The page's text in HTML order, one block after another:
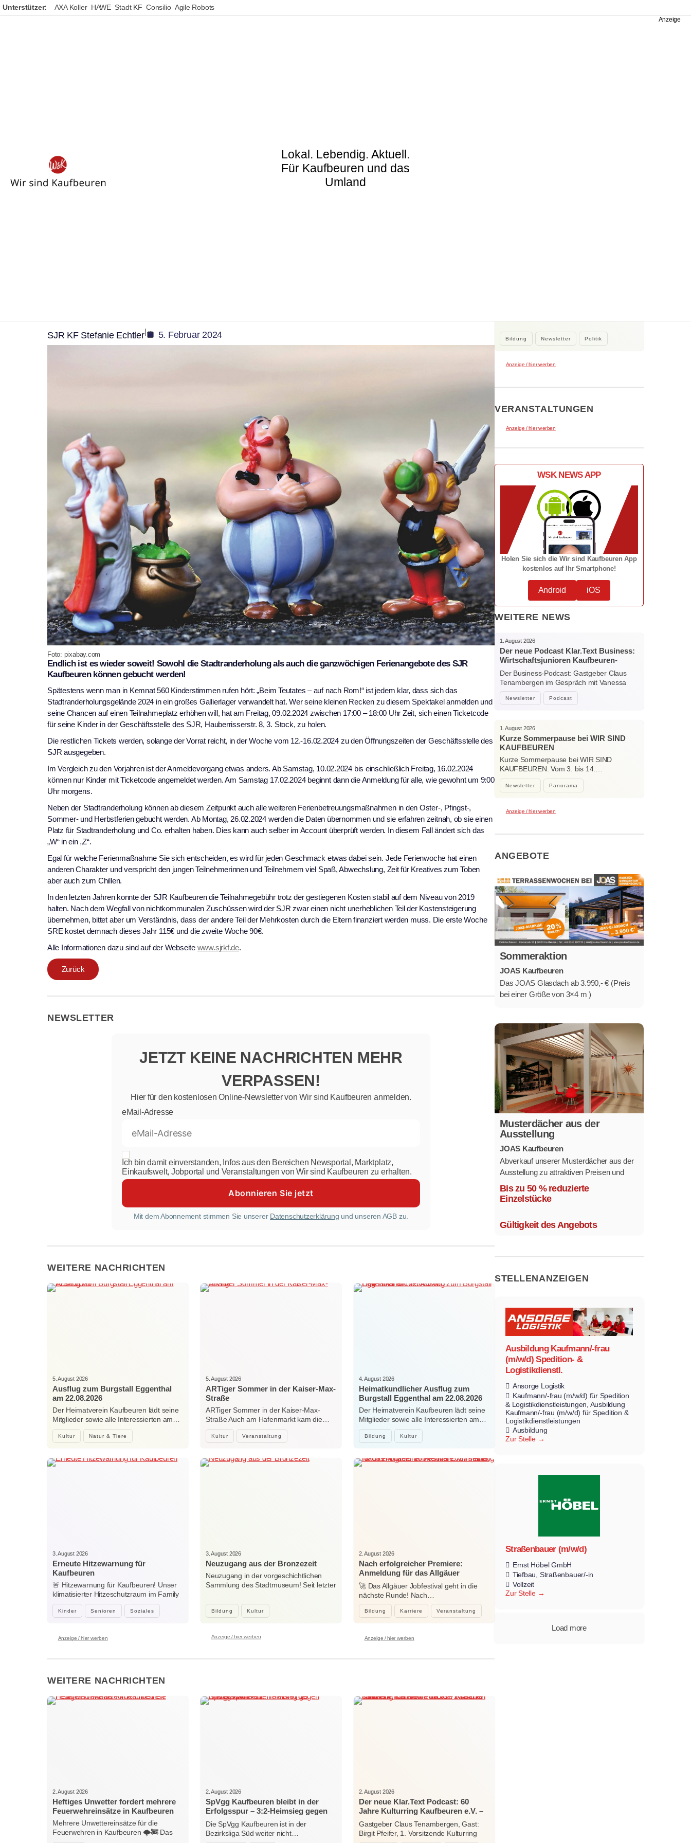
Unterstützer: AXA Koller HAWE Stadt KF Consilio Agile Robots
Lokal. Lebendig. Aktuell.
Für Kaufbeuren und das
Umland
SJR KF Stefanie Echtler| 5. Februar 2024
Foto: pixabay.com
Endlich ist es wieder soweit! Sowohl die Stadtranderholung als auch die ganzwöchigen Ferienangebote des SJR
Kaufbeuren können gebucht werden!
Spätestens wenn man in Kemnat 560 Kinderstimmen rufen hört: „Beim Teutates – auf nach Rom!“ ist jedem klar, dass sich das
Stadtranderholungsgelände 2024 in ein großes Gallierlager verwandelt hat. Wer seine kleinen Recken zu diesem Spektakel anmelden und
seine Chancen auf einen Teilnahmeplatz erhöhen will, hat am Freitag, 09.02.2024 zwischen 17:00 – 18:00 Uhr Zeit, sich einen Ticketcode
für seine Kinder in der Geschäftsstelle des SJR, Hauberrisserstr. 8, 3. Stock, zu holen.
Die restlichen Tickets werden, solange der Vorrat reicht, in der Woche vom 12.-16.02.2024 zu den Öffnungszeiten der Geschäftsstelle des
SJR ausgegeben.
Im Vergleich zu den Vorjahren ist der Anmeldevorgang etwas anders. Ab Samstag, 10.02.2024 bis einschließlich Freitag, 16.02.2024
können nur Kinder mit Ticketcode angemeldet werden. Am Samstag 17.02.2024 beginnt dann die Anmeldung für alle, wie gewohnt um 9:00
Uhr morgens.
Neben der Stadtranderholung können ab diesem Zeitpunkt auch alle weiteren Ferienbetreuungsmaßnahmen in den Oster-, Pfingst-,
Sommer- und Herbstferien gebucht werden. Ab Montag, 26.02.2024 werden die Daten übernommen und sie erfahren zeitnah, ob sie einen
Platz für Stadtranderholung und Co. erhalten haben. Dies kann auch selber im Account überprüft werden. In diesem Fall ändert sich das
„W“ in ein „Z“.
Egal für welche Ferienmaßnahme Sie sich entscheiden, es wird für jeden Geschmack etwas dabei sein. Jede Ferienwoche hat einen
anderen Charakter und verspricht den jungen Teilnehmerinnen und Teilnehmern viel Spaß, Abwechslung, Zeit für Kreatives zum Toben
aber auch zum Chillen.
In den letzten Jahren konnte der SJR Kaufbeuren die Teilnahmegebühr trotz der gestiegenen Kosten stabil auf dem Niveau von 2019
halten. Nach dem Wegfall von nichtkommunalen Zuschüssen wird der SJR zwar einen nicht unerheblichen Teil der Kostensteigerung
übernehmen, bittet aber um Verständnis, dass der andere Teil der Mehrkosten durch die Eltern finanziert werden muss. Die erste Woche
SRE kostet demnach dieses Jahr 115€ und die zweite Woche 90€.
Alle Informationen dazu sind auf der Webseite www.sjrkf.de.
Zurück
NEWSLETTER
JETZT KEINE NACHRICHTEN MEHR
VERPASSEN!
Hier für den kostenlosen Online-Newsletter von Wir sind Kaufbeuren anmelden.
eMail-Adresse
Ich bin damit einverstanden, Infos aus den Bereichen Newsportal, Marktplatz,
Einkaufswelt, Jobportal und Veranstaltungen von Wir sind Kaufbeuren zu erhalten.
Mit dem Abonnement stimmen Sie unserer Datenschutzerklärung und unseren AGB zu.
WEITERE NACHRICHTEN
Kultur Natur & Tiere
5. August 2026
Ausflug zum Burgstall Eggenthal
am 22.08.2026
Der Heimatverein Kaufbeuren lädt seine
Mitglieder sowie alle Interessierten am…
Kultur Veranstaltung
5. August 2026
ARTiger Sommer in der Kaiser-Max-
Straße
ARTiger Sommer in der Kaiser-Max-
Straße Auch am Hafenmarkt kam die…
Bildung Kultur
4. August 2026
Heimatkundlicher Ausflug zum
Burgstall Eggenthal am 22.08.2026
Der Heimatverein Kaufbeuren lädt seine
Mitglieder sowie alle Interessierten am…
Kinder Senioren Soziales
3. August 2026
Erneute Hitzewarnung für
Kaufbeuren
🚨 Hitzewarnung für Kaufbeuren! Unser
klimatisierter Hitzeschutzraum im Family
Center…
Bildung Kultur
3. August 2026
Neuzugang aus der Bronzezeit
Neuzugang in der vorgeschichtlichen
Sammlung des Stadtmuseum! Seit letzter
Bildung Karriere Veranstaltung
2. August 2026
Nach erfolgreicher Premiere:
Anmeldung für das Allgäuer
Jobfestival 2027 startet
🚀 Das Allgäuer Jobfestival geht in die
nächste Runde! Nach…
Anzeige / hier werben Anzeige / hier werben Anzeige / hier werben
WEITERE NACHRICHTEN
2. August 2026
Heftiges Unwetter fordert mehrere
Feuerwehreinsätze in Kaufbeuren
Mehrere Unwettereinsätze für die
Feuerwehren in Kaufbeuren 🌩️🚒 Das
2. August 2026
SpVgg Kaufbeuren bleibt in der
Erfolgsspur – 3:2-Heimsieg gegen
Niedersonthofen
Die SpVgg Kaufbeuren ist in der
Bezirksliga Süd weiter nicht…
2. August 2026
Der neue Klar.Text Podcast: 60
Jahre Kulturring Kaufbeuren e.V. –
zwischen Jubiläum, Ehrenamt und
der Kraft der Kultur
Gastgeber Claus Tenambergen, Gast:
Birgit Pfeifer, 1. Vorsitzende Kulturring
Bildung Newsletter Politik
Anzeige / hier werben
VERANSTALTUNGEN
Anzeige / hier werben
WSK NEWS APP
Holen Sie sich die Wir sind Kaufbeuren App
kostenlos auf Ihr Smartphone!
Android iOS
WEITERE NEWS
Newsletter Podcast
1. August 2026
Der neue Podcast Klar.Text Business:
Wirtschaftsjunioren Kaufbeuren-
Ostallgäu – Menschen, Ideen und
starke Verbindungen
Der Business-Podcast: Gastgeber Claus
Tenambergen im Gespräch mit Vanessa
Bockhorni…
Newsletter Panorama
1. August 2026
Kurze Sommerpause bei WIR SIND
KAUFBEUREN
Kurze Sommerpause bei WIR SIND
KAUFBEUREN. Vom 3. bis 14.…
Anzeige / hier werben
ANGEBOTE
Sommeraktion
JOAS Kaufbeuren
Das JOAS Glasdach ab 3.990,- € (Preis
bei einer Größe von 3×4 m )
Musterdächer aus der
Ausstellung
JOAS Kaufbeuren
Abverkauf unserer Musterdächer aus der
Ausstellung zu attraktiven Preisen und
sofort verfügbar.
Mehrere Modelle in verschiedenen
Bis zu 50 % reduzierte
Einzelstücke
Gültigkeit des Angebots
STELLENANZEIGEN
Ausbildung Kaufmann/-frau
(m/w/d) Spedition- &
Logistikdienstl.
Ansorge Logistik
Kaufmann/-frau (m/w/d) für Spedition
& Logistikdienstleistungen Ausbildung
Kaufmann/-frau (m/w/d) für Spedition &
Logistikdienstleistungen
Ausbildung
Zur Stelle
Straßenbauer (m/w/d)
Ernst Höbel GmbH
Tiefbau Straßenbauer/-in
Vollzeit
Zur Stelle
Load more